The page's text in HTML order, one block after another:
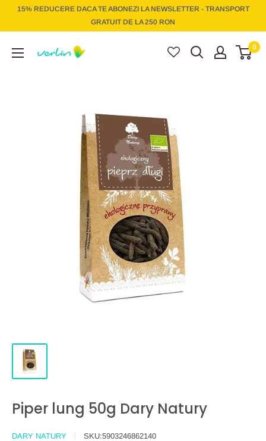
15% REDUCERE DACA TE ABONEZI LA NEWSLETTER - TRANSPORT
GRATUIT DE LA 250 RON
0
Piper lung 50g Dary Natury
DARY NATURY SKU:5903246862140